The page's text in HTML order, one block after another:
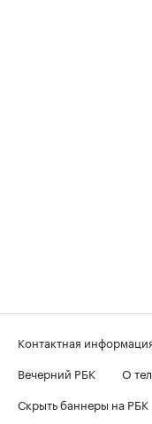
Контактная
Вечерний РБК
О
Скрыть баннеры на РБК